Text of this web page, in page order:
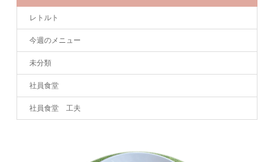
レトルト
今週のメニュー
未分類
社員食堂
社員食堂 工夫